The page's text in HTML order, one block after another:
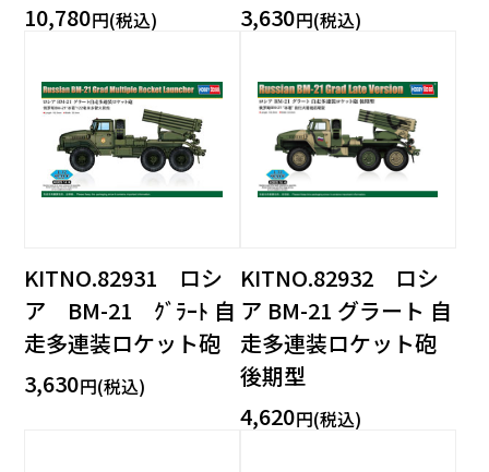
10,780円(税込)
3,630円(税込)
KITNO.82931 ロシ
ア BM-21 ｸﾞﾗｰﾄ 自
走多連装ロケット砲
3,630円(税込)
KITNO.82932 ロシ
ア BM-21 グラート 自
走多連装ロケット砲
後期型
4,620円(税込)